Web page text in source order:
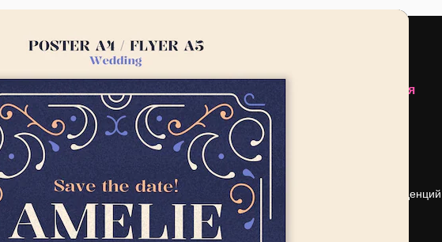
для создания
1 миллиона
студий.
Продукция
Spaces
ИИ-помощник
Генератор
изображений ИИ
Генератор видео
ИИ
Генератор голоса
Начать
Academy
Документация по
Пакету ИИ
Служба
поддержки
Условия и
положения
Компания
Поиск тенденций